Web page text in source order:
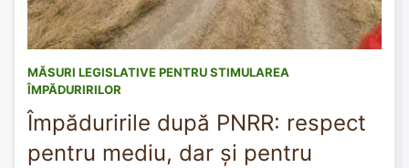
MĂSURI LEGISLATIVE PENTRU STIMULAREA
ÎMPĂDURIRILOR
Împăduririle după PNRR: respect
pentru mediu, dar și pentru